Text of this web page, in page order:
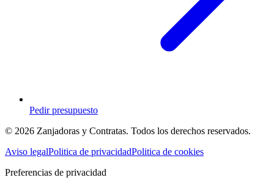
Pedir presupuesto
© 2026 Zanjadoras y Contratas. Todos los derechos reservados.
Aviso legalPolitica de privacidadPolitica de cookies
Preferencias de privacidad